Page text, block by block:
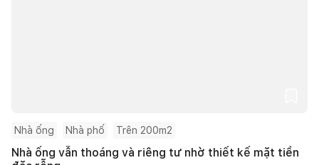
Nhà ống Nhà phố Trên 200m2
Nhà ống vẫn thoáng và riêng tư nhờ thiết kế mặt tiền